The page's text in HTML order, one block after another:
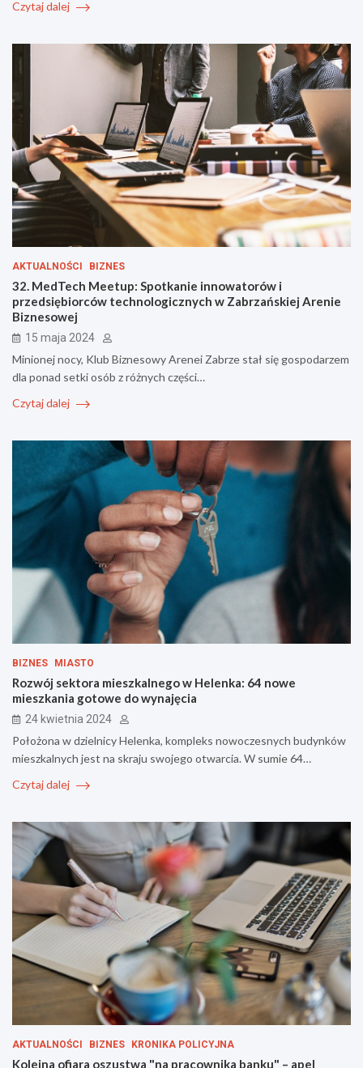
Czytaj dalej
AKTUALNOŚCI BIZNES
32. MedTech Meetup: Spotkanie innowatorów i
przedsiębiorców technologicznych w Zabrzańskiej Arenie
Biznesowej
15 maja 2024
Minionej nocy, Klub Biznesowy Arenei Zabrze stał się gospodarzem
dla ponad setki osób z różnych części…
Czytaj dalej
BIZNES MIASTO
Rozwój sektora mieszkalnego w Helenka: 64 nowe
mieszkania gotowe do wynajęcia
24 kwietnia 2024
Położona w dzielnicy Helenka, kompleks nowoczesnych budynków
mieszkalnych jest na skraju swojego otwarcia. W sumie 64…
Czytaj dalej
AKTUALNOŚCI BIZNES KRONIKA POLICYJNA
Kolejna ofiara oszustwa "na pracownika banku" – apel